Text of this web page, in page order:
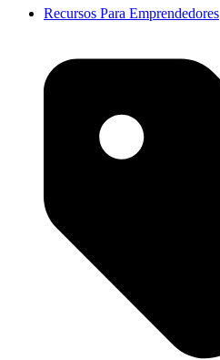
Recursos Para Emprendedores